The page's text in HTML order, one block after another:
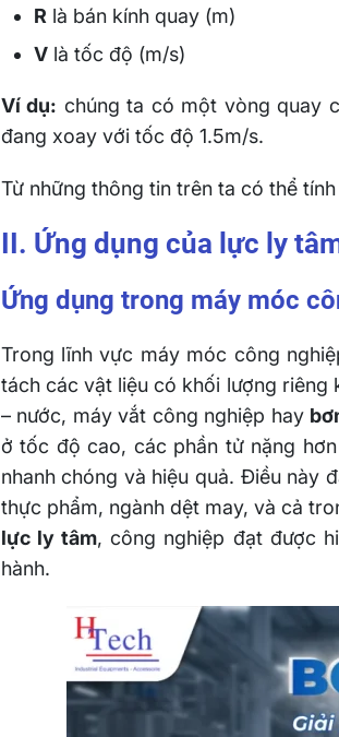
R là bán kính quay (m)
Vlà tốc độ (m/s)
Ví dụ: chúng ta có một vòng quay
đang xoay với tốc độ 1.5m/s.
Từ những thông tin trên ta có thể
II. Ứng dụng của lực ly
Ứng dụng trong máy móc
Trong lĩnh vực máy móc công
tách các vật liệu có khối lượng riêng
– nước, máy vắt công nghiệp hay
ở tốc độ cao, các phần tử nặng
nhanh chóng và hiệu quả. Điều này
thực phẩm, ngành dệt may, và cả
lực ly tâm, công nghiệp đạt được
hành.